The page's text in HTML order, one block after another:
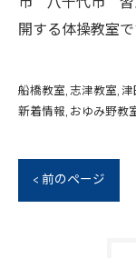
開する体操教室
船橋教室 志津教室
新着情報 おゆみ野教
< 前のページ